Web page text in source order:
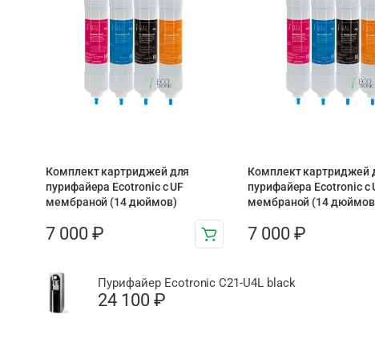
Комплект картриджей для
пурифайера Ecotronic с UF
мембраной (14 дюймов)
7 000 ₽
Комплект картриджей
пурифайера Ecotronic с
мембраной (14
7 000 ₽
Пурифайер Ecotronic C21-U4L black
24 100 ₽